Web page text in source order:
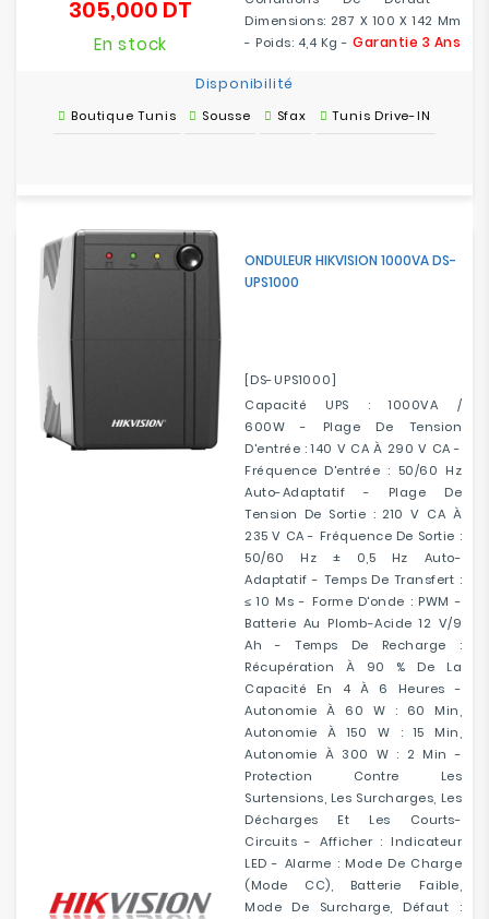
Dimensions: 287 X 100 X 142 Mm
- Poids: 4,4 Kg - Garantie 3 Ans
305,000 DT
En stock
Disponibilité
Boutique Tunis Sousse Sfax Tunis Drive-IN
ONDULEUR HIKVISION 1000VA DS-
UPS1000
[DS-UPS1000]
Capacité UPS : 1000VA /
600W - Plage De Tension
D'entrée : 140 V CA À 290 V CA -
Fréquence D'entrée : 50/60 Hz
Auto-Adaptatif - Plage De
Tension De Sortie : 210 V CA À
235 V CA - Fréquence De Sortie :
50/60 Hz ± 0,5 Hz Auto-
Adaptatif - Temps De Transfert :
≤ 10 Ms - Forme D'onde : PWM -
Batterie Au Plomb-Acide 12 V/9
Ah - Temps De Recharge :
Récupération À 90 % De La
Capacité En 4 À 6 Heures -
Autonomie À 60 W : 60 Min,
Autonomie À 150 W : 15 Min,
Autonomie À 300 W : 2 Min -
Protection Contre Les
Surtensions, Les Surcharges, Les
Décharges Et Les Courts-
Circuits - Afficher : Indicateur
LED - Alarme : Mode De Charge
(mode CC), Batterie Faible,
Mode De Surcharge, Défaut :